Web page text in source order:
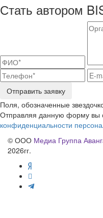
Стать автором
Отправить заявку
Поля, обозначенные
Отправляя данную форму вы
конфиденциальности
© ООО Медиа Группа
2026гг.